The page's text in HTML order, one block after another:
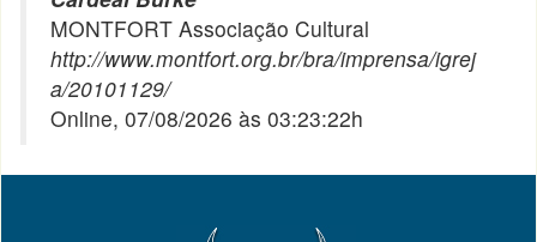
MONTFORT Associação Cultural
http://www.montfort.org.br/bra/imprensa/igrej
a/20101129/
Online, 07/08/2026 às 03:23:22h